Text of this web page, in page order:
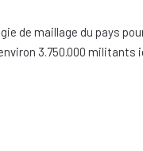
de maillage du pays
3.750.000